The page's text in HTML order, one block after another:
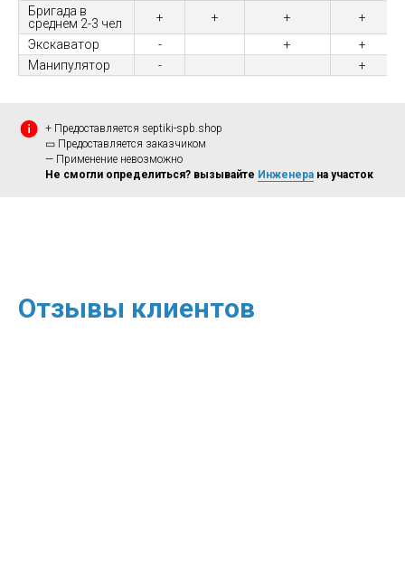
Бригада в
среднем 2-3 чел
+ + +
+
Экскаватор
- +
+
Манипулятор
- +
+ Предоставляется septiki-spb.shop
▭ Предоставляется заказчиком
— Применение невозможно
Не смогли определиться? вызывайте Инженера на участок
Отзывы клиентов